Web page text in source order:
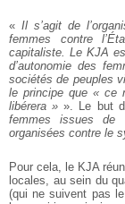
«Il s’agit de
femmes contre
capitaliste. Le KJA
d’autonomie des
sociétés de peuples
le principe que « ce
libérera » ». Le but
femmes issues de
organisées contre le
Pour cela, le KJA
locales, au sein du
(qui ne suivent pas